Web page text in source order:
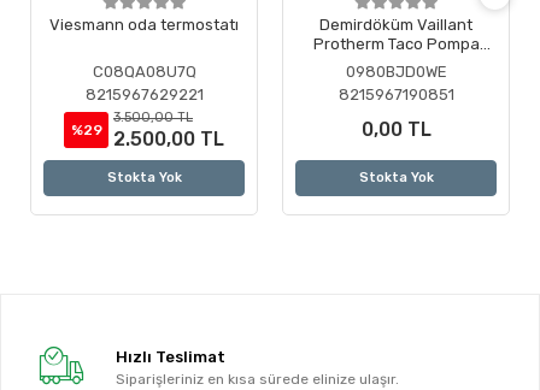
Viesmann oda termostatı
C08QA08U7Q
8215967629221
%29
3.500,00 TL
2.500,00 TL
Stokta Yok
Demirdöküm Vaillant
Protherm Taco Pompa
Motoru ( Revizyonlu )
0980BJD0WE
8215967190851
0,00 TL
Stokta Yok
Hızlı Teslimat
Siparişleriniz en kısa sürede elinize ulaşır.